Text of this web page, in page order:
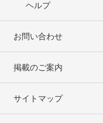
ヘルプ
お問い合わせ
掲載のご案内
サイトマップ